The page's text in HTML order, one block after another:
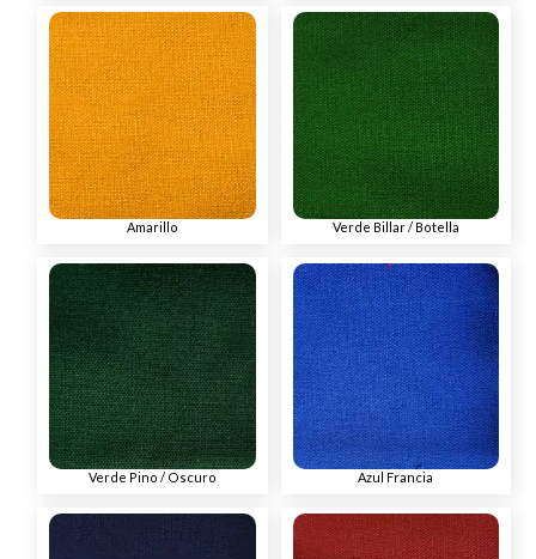
Amarillo Verde Billar / Botella
Verde Pino / Oscuro Azul Francia